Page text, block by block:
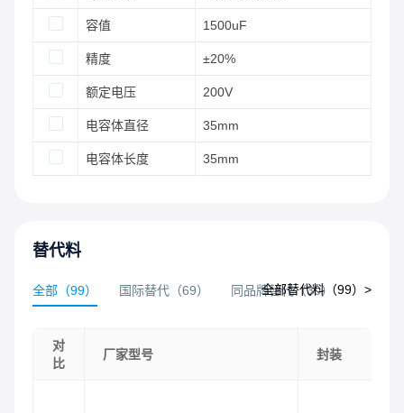
容值 1500uF
精度 ±20%
额定电压 200V
电容体直径 35mm
电容体长度 35mm
替代料
全部 （99） 国际替代 （69） 同品牌替代（30）
全部替代料（99）>
对
比
厂家型号 封装